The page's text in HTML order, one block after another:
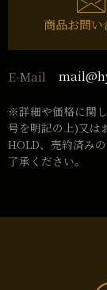
商品お問い
E-Mail
※詳細や価格に関
号を明記の上)又は
HOLD、売約済み
了承ください。